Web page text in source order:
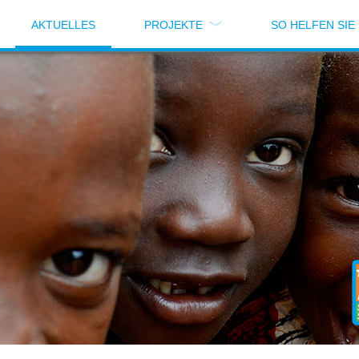
24guteTaten!
AKTUELLES PROJEKTE SO HELFEN SIE